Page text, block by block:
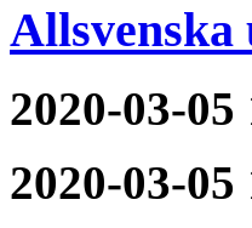
Allsvenska
2020-03-05
2020-03-05